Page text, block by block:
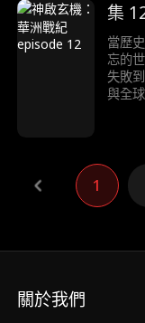
集
當歷
忘的
失敗
與全
1
關於我們